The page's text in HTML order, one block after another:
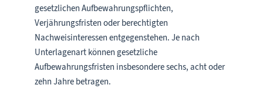
gesetzlichen Aufbewahrungspflichten,
Verjährungsfristen oder berechtigten
Nachweisinteressen entgegenstehen. Je nach
Unterlagenart können gesetzliche
Aufbewahrungsfristen insbesondere sechs, acht oder
zehn Jahre betragen.